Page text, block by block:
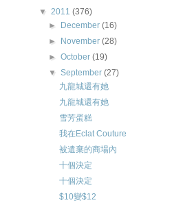
▼ 2011 (376)
►
December(16)
►
November(28)
►October(19)
▼September(27)
九龍城還有她
九龍城還有她
雪芳蛋糕
我在Eclat Couture
被遺棄的商場內
十個決定
十個決定
$10變$12